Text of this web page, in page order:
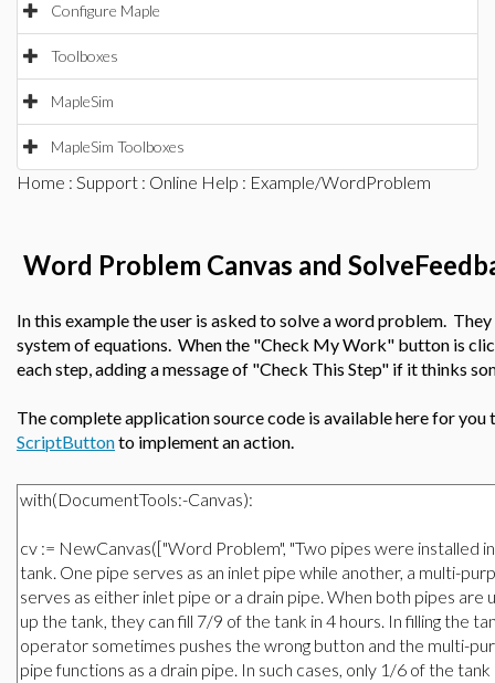
Configure Maple
Toolboxes
MapleSim
MapleSim Toolboxes
Home : Support : Online Help : Example/WordProblem
Word Problem Canvas and
In this example the user is asked to solve a word problem.
system of equations. When the "Check My Work" button is
each step, adding a message of "Check This Step" if it thinks
The complete application source code is available here for
ScriptButtonto implement an action.